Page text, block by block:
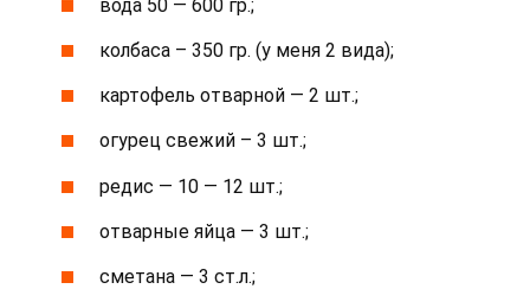
вода 50 — 600 гр.;
колбаса – 350 гр. (у меня 2 вида);
картофель отварной — 2 шт.;
огурец свежий – 3 шт.;
редис — 10 — 12 шт.;
отварные яйца — 3 шт.;
сметана — 3 ст.л.;